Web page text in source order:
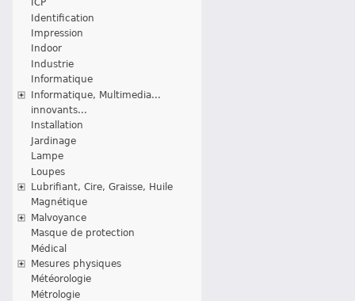
ICP
Identification
Impression
Indoor
Industrie
Informatique
Informatique, Multimedia...
innovants...
Installation
Jardinage
Lampe
Loupes
Lubrifiant, Cire, Graisse, Huile
Magnétique
Malvoyance
Masque de protection
Médical
Mesures physiques
Météorologie
Métrologie